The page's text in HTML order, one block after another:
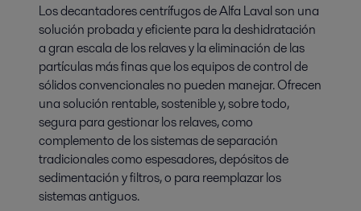
Los decantadores centrífugos de Alfa Laval son una
solución probada y eficiente para la deshidratación
a gran escala de los relaves y la eliminación de las
partículas más finas que los equipos de control de
sólidos convencionales no pueden manejar. Ofrecen
una solución rentable, sostenible y, sobre todo,
segura para gestionar los relaves, como
complemento de los sistemas de separación
tradicionales como espesadores, depósitos de
sedimentación y filtros, o para reemplazar los
sistemas antiguos.